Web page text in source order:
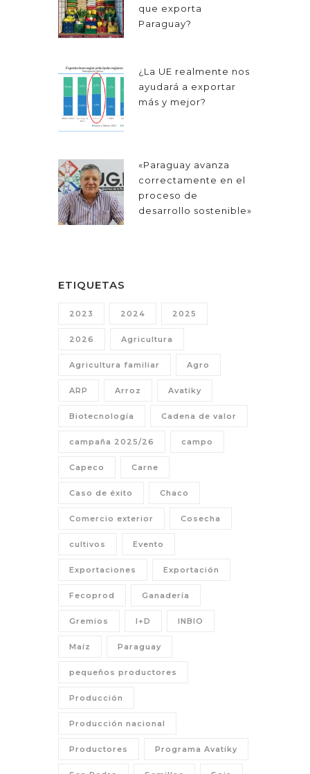
que exporta
Paraguay?
¿La UE realmente nos
ayudará a exportar
más y mejor?
«Paraguay avanza
correctamente en el
proceso de
desarrollo sostenible»
ETIQUETAS
2023 2024 2025
2026 Agricultura
Agricultura familiar Agro
ARP Arroz Avatiky
Biotecnología Cadena de valor
campaña 2025/26 campo
Capeco Carne
Caso de éxito Chaco
Comercio exterior Cosecha
cultivos Evento
Exportaciones Exportación
Fecoprod Ganadería
Gremios I+D INBIO
Maíz Paraguay
pequeños productores
Producción
Producción nacional
Productores Programa Avatiky